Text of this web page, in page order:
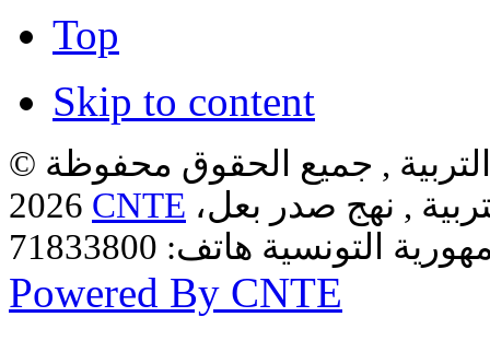
Top
Skip to content
, جميع الحقوق محفوظة ©
CNTE , نهج صدر بعل،
Powered By CNTE